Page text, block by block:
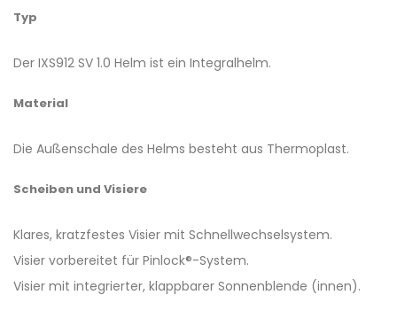
Typ
Der IXS912 SV 1.0 Helm ist ein Integralhelm.
Material
Die Außenschale des Helms besteht aus Thermoplast.
Scheiben und Visiere
Klares, kratzfestes Visier mit Schnellwechselsystem.
Visier vorbereitet für Pinlock®-System.
Visier mit integrierter, klappbarer Sonnenblende (innen).